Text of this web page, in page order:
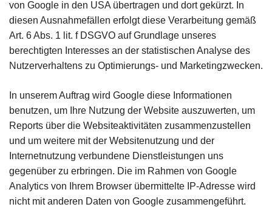
von Google in den USA übertragen und dort gekürzt. In
diesen Ausnahmefällen erfolgt diese Verarbeitung gemäß
Art. 6 Abs. 1 lit. f DSGVO auf Grundlage unseres
berechtigten Interesses an der statistischen Analyse des
Nutzerverhaltens zu Optimierungs- und Marketingzwecken.
In unserem Auftrag wird Google diese Informationen
benutzen, um Ihre Nutzung der Website auszuwerten, um
Reports über die Websiteaktivitäten zusammenzustellen
und um weitere mit der Websitenutzung und der
Internetnutzung verbundene Dienstleistungen uns
gegenüber zu erbringen. Die im Rahmen von Google
Analytics von Ihrem Browser übermittelte IP-Adresse wird
nicht mit anderen Daten von Google zusammengeführt.